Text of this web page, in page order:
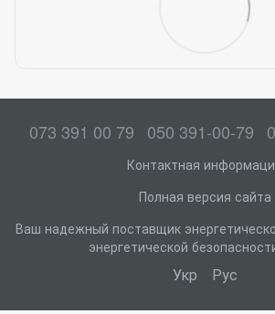
073 391 00 79 050 391-00-79
Контактная
Полная версия сайта
Ваш надежный поставщик
энергетической
Укр Рус